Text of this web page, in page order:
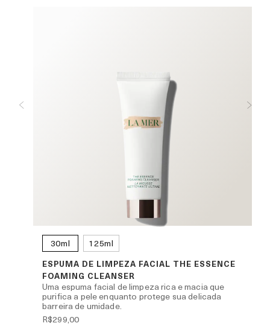
30ml 125ml
ESPUMA DE LIMPEZA FACIAL THE ESSENCE
FOAMING CLEANSER
Uma espuma facial de limpeza rica e macia que
purifica a pele enquanto protege sua delicada
barreira de umidade.
R$299,00